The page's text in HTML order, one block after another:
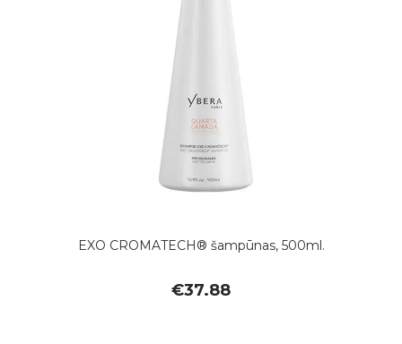
EXO CROMATECH® šampūnas, 500ml.
€37.88